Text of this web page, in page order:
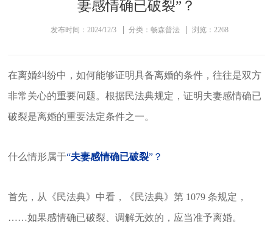
妻感情确已破裂”？
发布时间：2024/12/3 分类：畅森普法 浏览：2268
在离婚纠纷中，如何能够证明具备离婚的条件，往往是双方
非常关心的重要问题。根据民法典规定，证明夫妻感情确已
破裂是离婚的重要法定条件之一。
什么情形属于“夫妻感情确已破裂”？
首先，从《民法典》中看，《民法典》第 1079 条规定，
……如果感情确已破裂、调解无效的，应当准予离婚。